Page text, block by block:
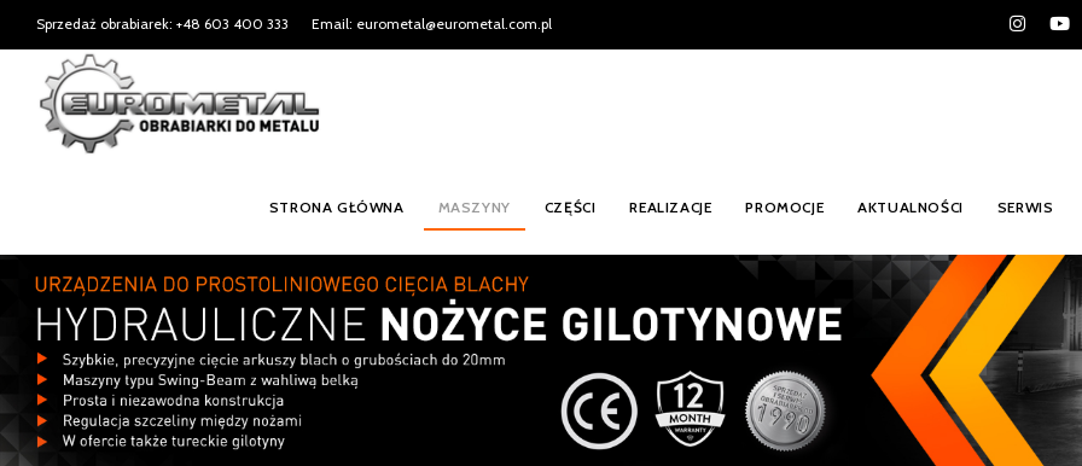
Sprzedaż obrabiarek: +48 603 400 333 Email: eurometal@eurometal.com.pl
STRONA GŁÓWNA MASZYNY CZĘŚCI REALIZACJE PROMOCJE AKTUALNOŚCI SERWIS